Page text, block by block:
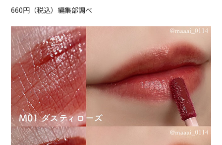
660円（税込）編集部調べ